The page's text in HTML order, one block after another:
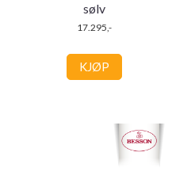
sølv
17.295,-
KJØP